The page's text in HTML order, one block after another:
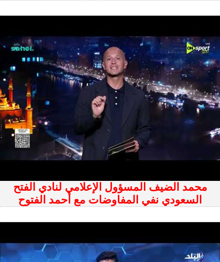
محمد الضيف المسؤول الإعلامي لنادي الفتح
السعودي نفي المفاوضات مع أحمد الفتوح